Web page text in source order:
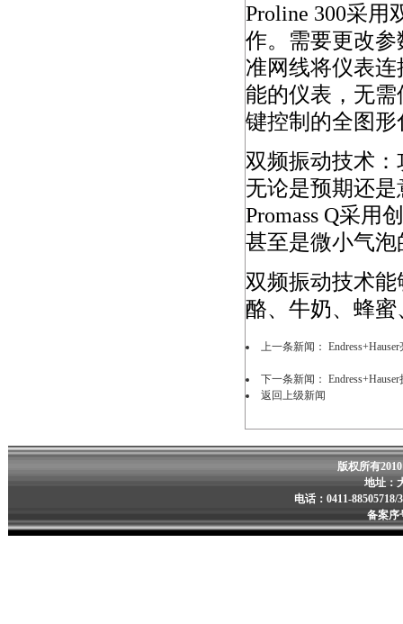
Proline 300采
作。需要更改
准网线将仪表
能的仪表，无
键控制的全图
双频振动技术
无论是预期还
Promass Q采用
甚至是微小气
双频振动技术
酪、牛奶、蜂
上一条新闻：
下一条新闻：
返回上级新闻
版权所有
地址：
电话：0411-
备案序